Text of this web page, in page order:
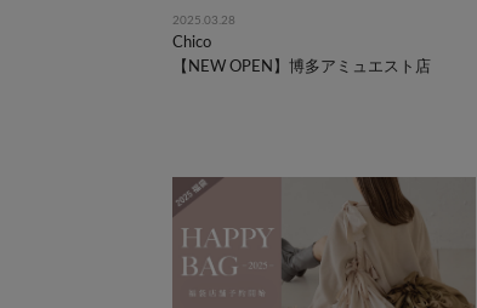
2025.03.28
Chico
【NEW OPEN】博多アミュエスト店